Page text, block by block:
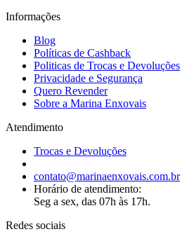
Informações
Blog
Políticas de Cashback
Politicas de Trocas e Devoluções
Privacidade e Segurança
Quero Revender
Sobre a Marina Enxovais
Atendimento
Trocas e Devoluções
contato@marinaenxovais.com.br
Horário de atendimento:
Seg a sex, das 07h às 17h.
Redes sociais